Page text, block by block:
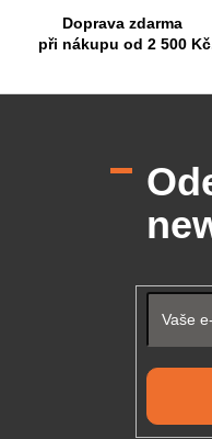
Doprava zdarma
při nákupu od 2 500